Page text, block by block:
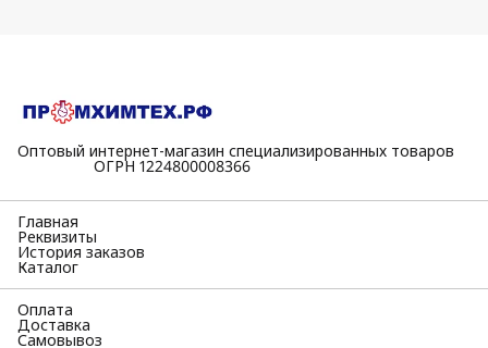
Оптовый интернет-магазин специализированных товаров
⠀⠀⠀⠀⠀⠀⠀ОГРН 1224800008366
Главная
Реквизиты
История заказов
Каталог
Оплата
Доставка
Самовывоз